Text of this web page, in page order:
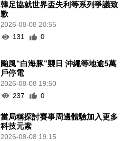
韓足協就世界盃失利等系列爭議致
歉
2026-08-08 20:55
131
0
颱風“白海豚”襲日 沖繩等地逾5萬
戶停電
2026-08-08 19:50
237
0
當局稱探討賽事周邊體驗加入更多
科技元素
2026-08-08 19:15